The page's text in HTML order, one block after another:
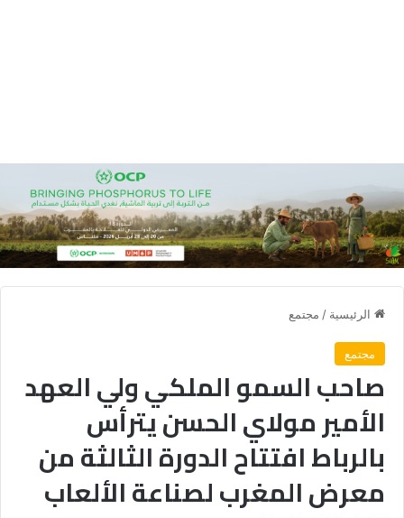
الرئيسية / مجتمع
مجتمع
صاحب السمو الملكي ولي العهد
الأمير مولاي الحسن يترأس
بالرباط افتتاح الدورة الثالثة من
معرض المغرب لصناعة الألعاب